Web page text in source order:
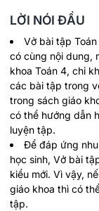
LỜI NÓI ĐẦU
Vở bài tập
có cùng nội dung,
khoa Toán 4, chỉ
các bài tập trong
trong sách giáo
có thể hướng dẫn
luyện tập.
Để đáp ứng
học sinh, Vở bài
kiểu mới. Vì vậy,
giáo khoa thì có
tập.